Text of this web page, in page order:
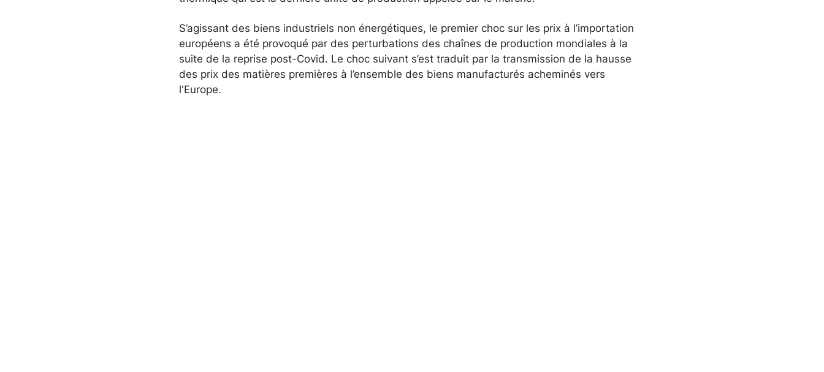
S’agissant des biens industriels non énergétiques, le premier choc sur les prix à l’importation
européens a été provoqué par des perturbations des chaînes de production mondiales à la
suite de la reprise post-Covid. Le choc suivant s’est traduit par la transmission de la hausse
des prix des matières premières à l’ensemble des biens manufacturés acheminés vers
l'Europe.